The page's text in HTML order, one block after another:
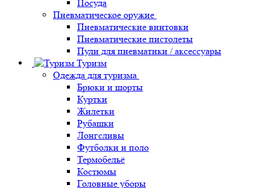
Посуда
Пневматическое оружие
Пневматические винтовки
Пневматические пистолеты
Пули для пневматики / аксессуары
Туризм
Одежда для туризма
Брюки и шорты
Куртки
Жилетки
Рубашки
Лонгсливы
Футболки и поло
Термобельё
Костюмы
Головные уборы